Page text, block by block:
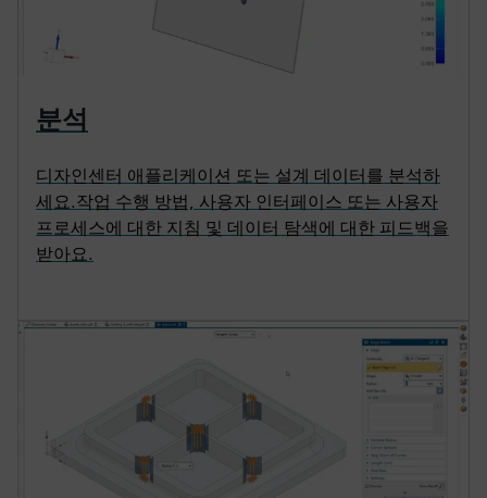
분석
디자인센터 애플리케이션 또는 설계 데이터를 분석하
세요.작업 수행 방법, 사용자 인터페이스 또는 사용자
프로세스에 대한 지침 및 데이터 탐색에 대한 피드백을
받아요.